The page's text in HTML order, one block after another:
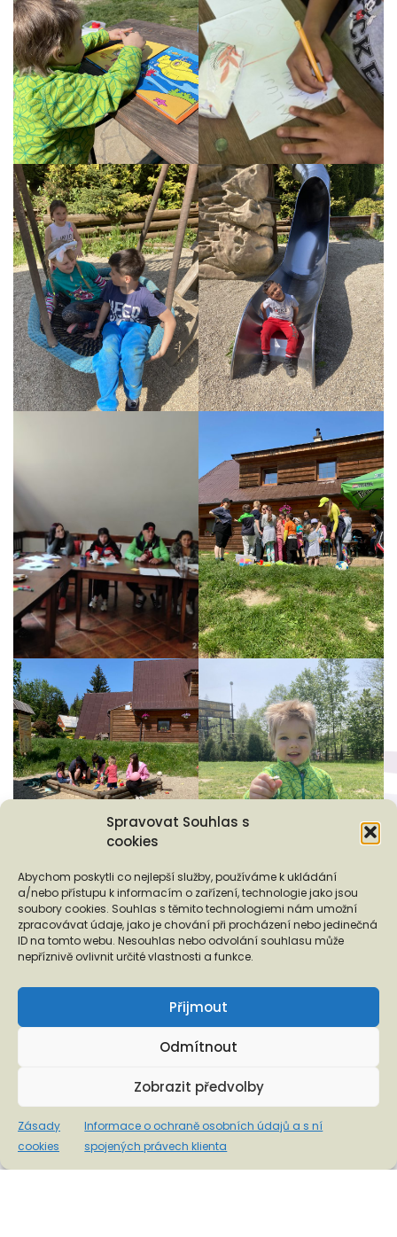
Spravovat Souhlas s
cookies
Abychom poskytli co nejlepší služby, používáme k ukládání
a/nebo přístupu k informacím o zařízení, technologie jako jsou
soubory cookies. Souhlas s těmito technologiemi nám umožní
zpracovávat údaje, jako je chování při procházení nebo jedinečná
ID na tomto webu. Nesouhlas nebo odvolání souhlasu může
nepříznivě ovlivnit určité vlastnosti a funkce.
Přijmout
Odmítnout
Zobrazit předvolby
Zásady
cookies
Informace o ochraně osobních údajů a s ní
spojených právech klienta
Tiskové zprávy
Podporují nás...